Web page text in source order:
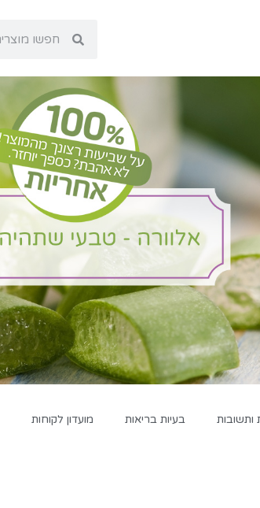
ותשובות בעיות בריאות מועדון לקוחות